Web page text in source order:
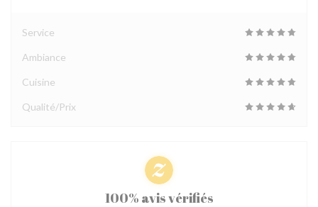
Service
Ambiance
Cuisine
Qualité/Prix
100% avis vérifiés